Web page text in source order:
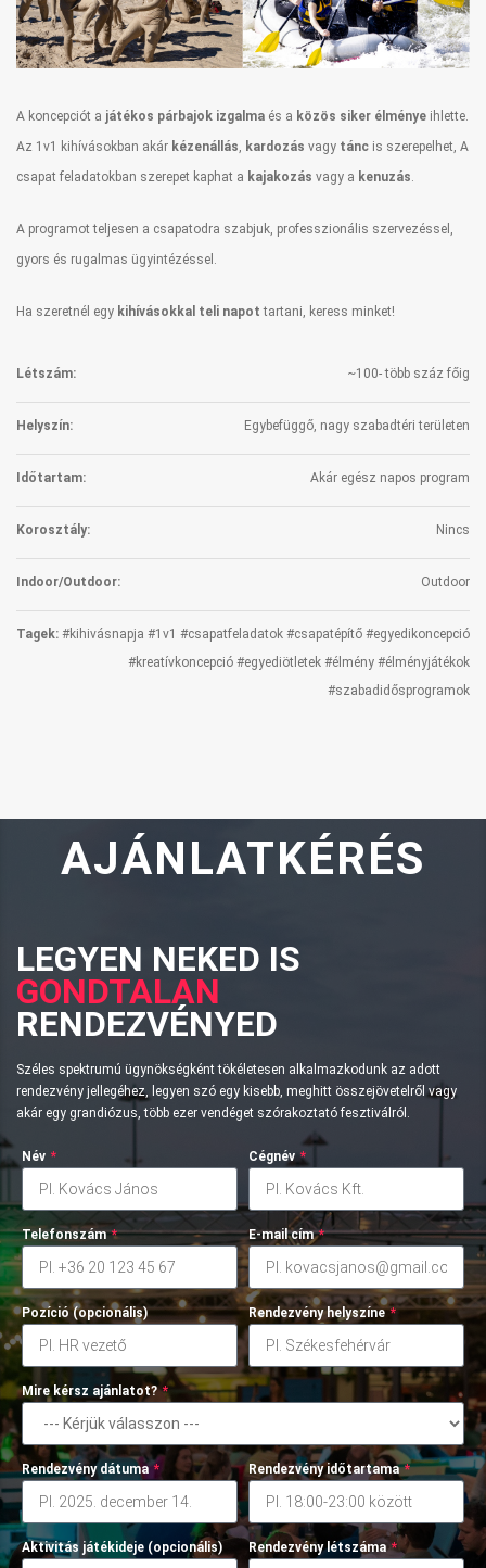
A koncepciót a játékos párbajok izgalma és a közös siker élménye ihlette.
Az 1v1 kihívásokban akár kézenállás kardozás vagy tánc is szerepelhet, A
csapat feladatokban szerepet kaphat a kajakozás vagy a kenuzás
A programot teljesen a csapatodra szabjuk, professzionális szervezéssel,
gyors és rugalmas ügyintézéssel.
Ha szeretnél egy kihívásokkal teli napot tartani, keress minket!
Létszám: ~100- több száz főig
Helyszín: Egybefüggő, nagy szabadtéri területen
Időtartam: Akár egész napos program
Korosztály: Nincs
Indoor/Outdoor: Outdoor
Tagek: #kihivásnapja #1v1 #csapatfeladatok #csapatépítő #egyedikoncepció
#kreatívkoncepció #egyediötletek #élmény #élményjátékok
#szabadidősprogramok
AJÁNLATKÉRÉS
LEGYEN NEKED IS
GONDTALAN
RENDEZVÉNYED
Széles spektrumú ügynökségként tökéletesen alkalmazkodunk az adott
rendezvény jellegéhez, legyen szó egy kisebb, meghitt összejövetelről vagy
akár egy grandiózus, több ezer vendéget szórakoztató fesztiválról.
Név * Cégnév *
Telefonszám * E-mail cím *
Pozíció (opcionális) Rendezvény helyszíne *
Mire kérsz ajánlatot? *
Rendezvény dátuma * Rendezvény időtartama *
Aktivitás játékideje (opcionális) Rendezvény létszáma *